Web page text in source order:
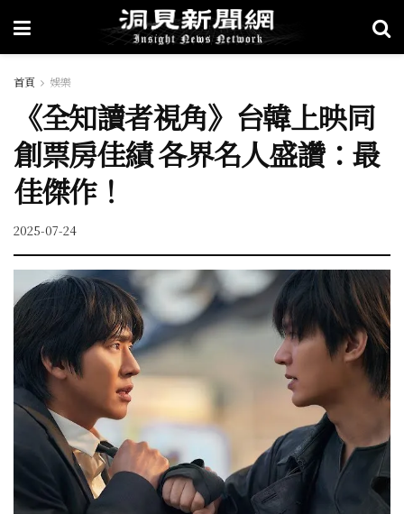
首頁 娛樂
《全知讀者視角》台韓上映同
創票房佳績 各界名人盛讚：最
佳傑作！
2025-07-24